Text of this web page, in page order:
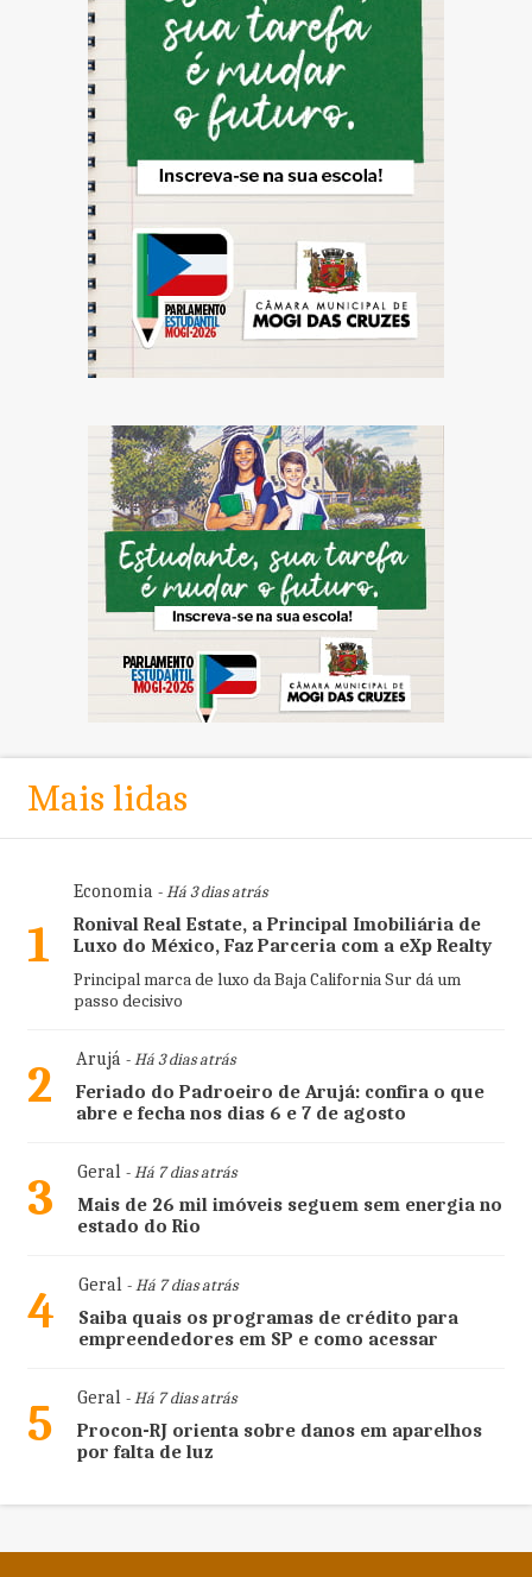
Mais lidas
1
Economia- Há 3 dias atrás
Ronival Real Estate, a Principal Imobiliária de
Luxo do México, Faz Parceria com a eXp Realty
Principal marca de luxo da Baja California Sur dá um
passo decisivo
2 Arujá- Há 3 dias atrás
Feriado do Padroeiro de Arujá: confira o que
abre e fecha nos dias 6 e 7 de agosto
3 Geral- Há 7 dias atrás
Mais de 26 mil imóveis seguem sem energia no
estado do Rio
4 Geral- Há 7 dias atrás
Saiba quais os programas de crédito para
empreendedores em SP e como acessar
5 Geral- Há 7 dias atrás
Procon-RJ orienta sobre danos em aparelhos
por falta de luz